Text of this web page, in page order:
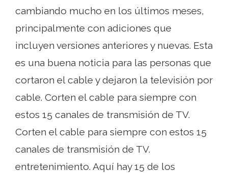
cambiando mucho en los últimos meses,
principalmente con adiciones que
incluyen versiones anteriores y nuevas. Esta
es una buena noticia para las personas que
cortaron el cable y dejaron la televisión por
cable. Corten el cable para siempre con
estos 15 canales de transmisión de TV.
Corten el cable para siempre con estos 15
canales de transmisión de TV.
entretenimiento. Aquí hay 15 de los